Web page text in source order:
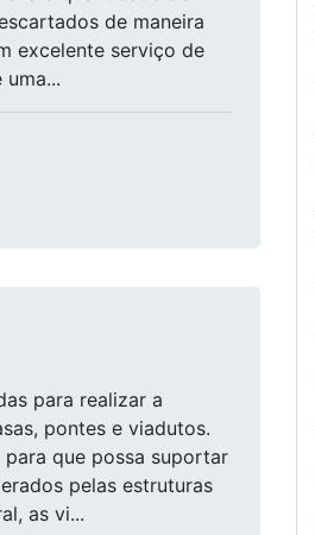
de maneira
excelente serviço de
para realizar a
pontes e viadutos.
que possa suportar
pelas estruturas
as vi...